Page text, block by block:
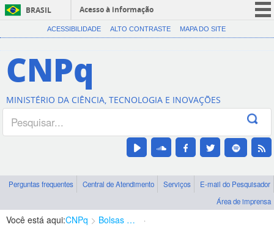
BRASIL
Acesso à informação
CORONAVÍRUS (COVID-19)
Canais
ACESSIBILIDADE ALTO CONTRASTE MAPA DO SITE
CNPq
MINISTÉRIO DA CIÊNCIA, TECNOLOGIA E INOVAÇÕES
Perguntas frequentes Central de Atendimento Serviços
E-mail do Pesquisador
Área de imprensa
Você está aqui:CNPq Bolsas e Auxílios Vigentes